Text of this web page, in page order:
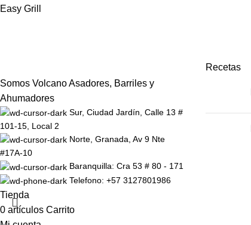
Easy Grill
Somos Volcano Asadores, Barriles y
Ahumadores
Sur, Ciudad Jardín, Calle 13 #
101-15, Local 2
Norte, Granada, Av 9 Nte
#17A-10
Baranquilla: Cra 53 # 80 - 171
Telefono: +57 3127801986
Recetas
Tienda
0 artículos Carrito